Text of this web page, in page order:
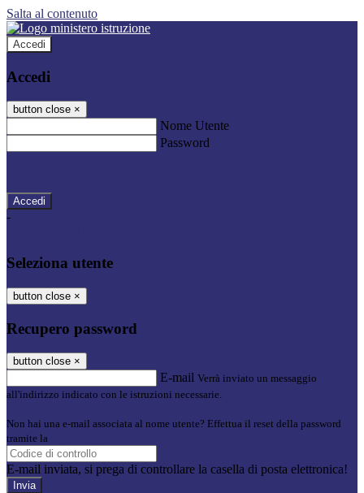
Salta al contenuto
Accedi
Accedi
button close ×
Nome Utente
Password
-
Seleziona utente
button close ×
Recupero password
button close ×
E-mail Verrà inviato un messaggio
all'indirizzo indicato con le istruzioni necessarie.
Non hai una e-mail associata al nome utente? Effettua il reset della password
tramite la
E-mail inviata, si prega di controllare la casella di posta elettronica!